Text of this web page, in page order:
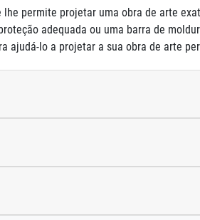
permite projetar uma obra de arte
adequada ou uma barra de
ajudá-lo a projetar a sua obra de arte